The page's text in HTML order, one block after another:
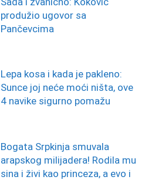
produžio ugovor sa
Pančevcima
Lepa kosa i kada je pakleno:
Sunce joj neće moći ništa, ove
4 navike sigurno pomažu
Bogata Srpkinja smuvala
arapskog milijadera! Rodila mu
sina i živi kao princeza, a evo i